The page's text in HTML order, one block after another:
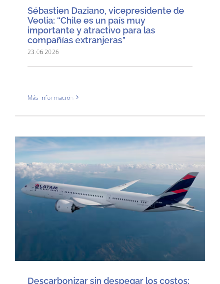
Sébastien Daziano, vicepresidente de
Veolia: “Chile es un país muy
importante y atractivo para las
compañías extranjeras”
23.06.2026
Más información
Descarbonizar sin despegar los costos: